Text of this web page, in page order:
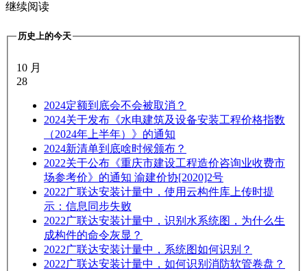
继续阅读
历史上的今天
10 月
28
2024定额到底会不会被取消？
2024关于发布《水电建筑及设备安装工程价格指数
（2024年上半年）》的通知
2024新清单到底啥时候颁布？
2022关于公布《重庆市建设工程造价咨询业收费市
场参考价》的通知 渝建价协[2020]2号
2022广联达安装计量中，使用云构件库上传时提
示：信息同步失败
2022广联达安装计量中，识别水系统图，为什么生
成构件的命令灰显？
2022广联达安装计量中，系统图如何识别？
2022广联达安装计量中，如何识别消防软管卷盘？